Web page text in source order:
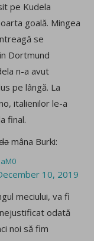
pe Kudela
goală. Mingea
se
Dortmund
n-a avut
pe lângă. La
italienilor le-a
final.
mâna Burki:
10, 2019
meciului, va fi
odată
noi să fim